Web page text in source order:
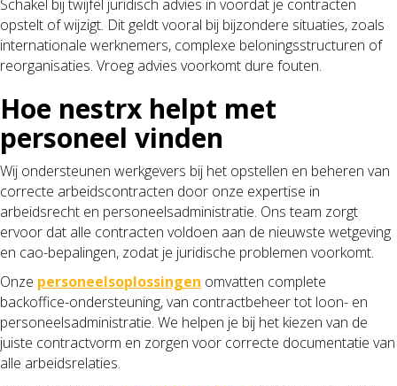
Schakel bij twijfel juridisch advies in voordat je contracten
opstelt of wijzigt. Dit geldt vooral bij bijzondere situaties, zoals
internationale werknemers, complexe beloningsstructuren of
reorganisaties. Vroeg advies voorkomt dure fouten.
Hoe nestrx helpt met
personeel vinden
Wij ondersteunen werkgevers bij het opstellen en beheren van
correcte arbeidscontracten door onze expertise in
arbeidsrecht en personeelsadministratie. Ons team zorgt
ervoor dat alle contracten voldoen aan de nieuwste wetgeving
en cao-bepalingen, zodat je juridische problemen voorkomt.
Onze personeelsoplossingen omvatten complete
backoffice-ondersteuning, van contractbeheer tot loon- en
personeelsadministratie. We helpen je bij het kiezen van de
juiste contractvorm en zorgen voor correcte documentatie van
alle arbeidsrelaties.